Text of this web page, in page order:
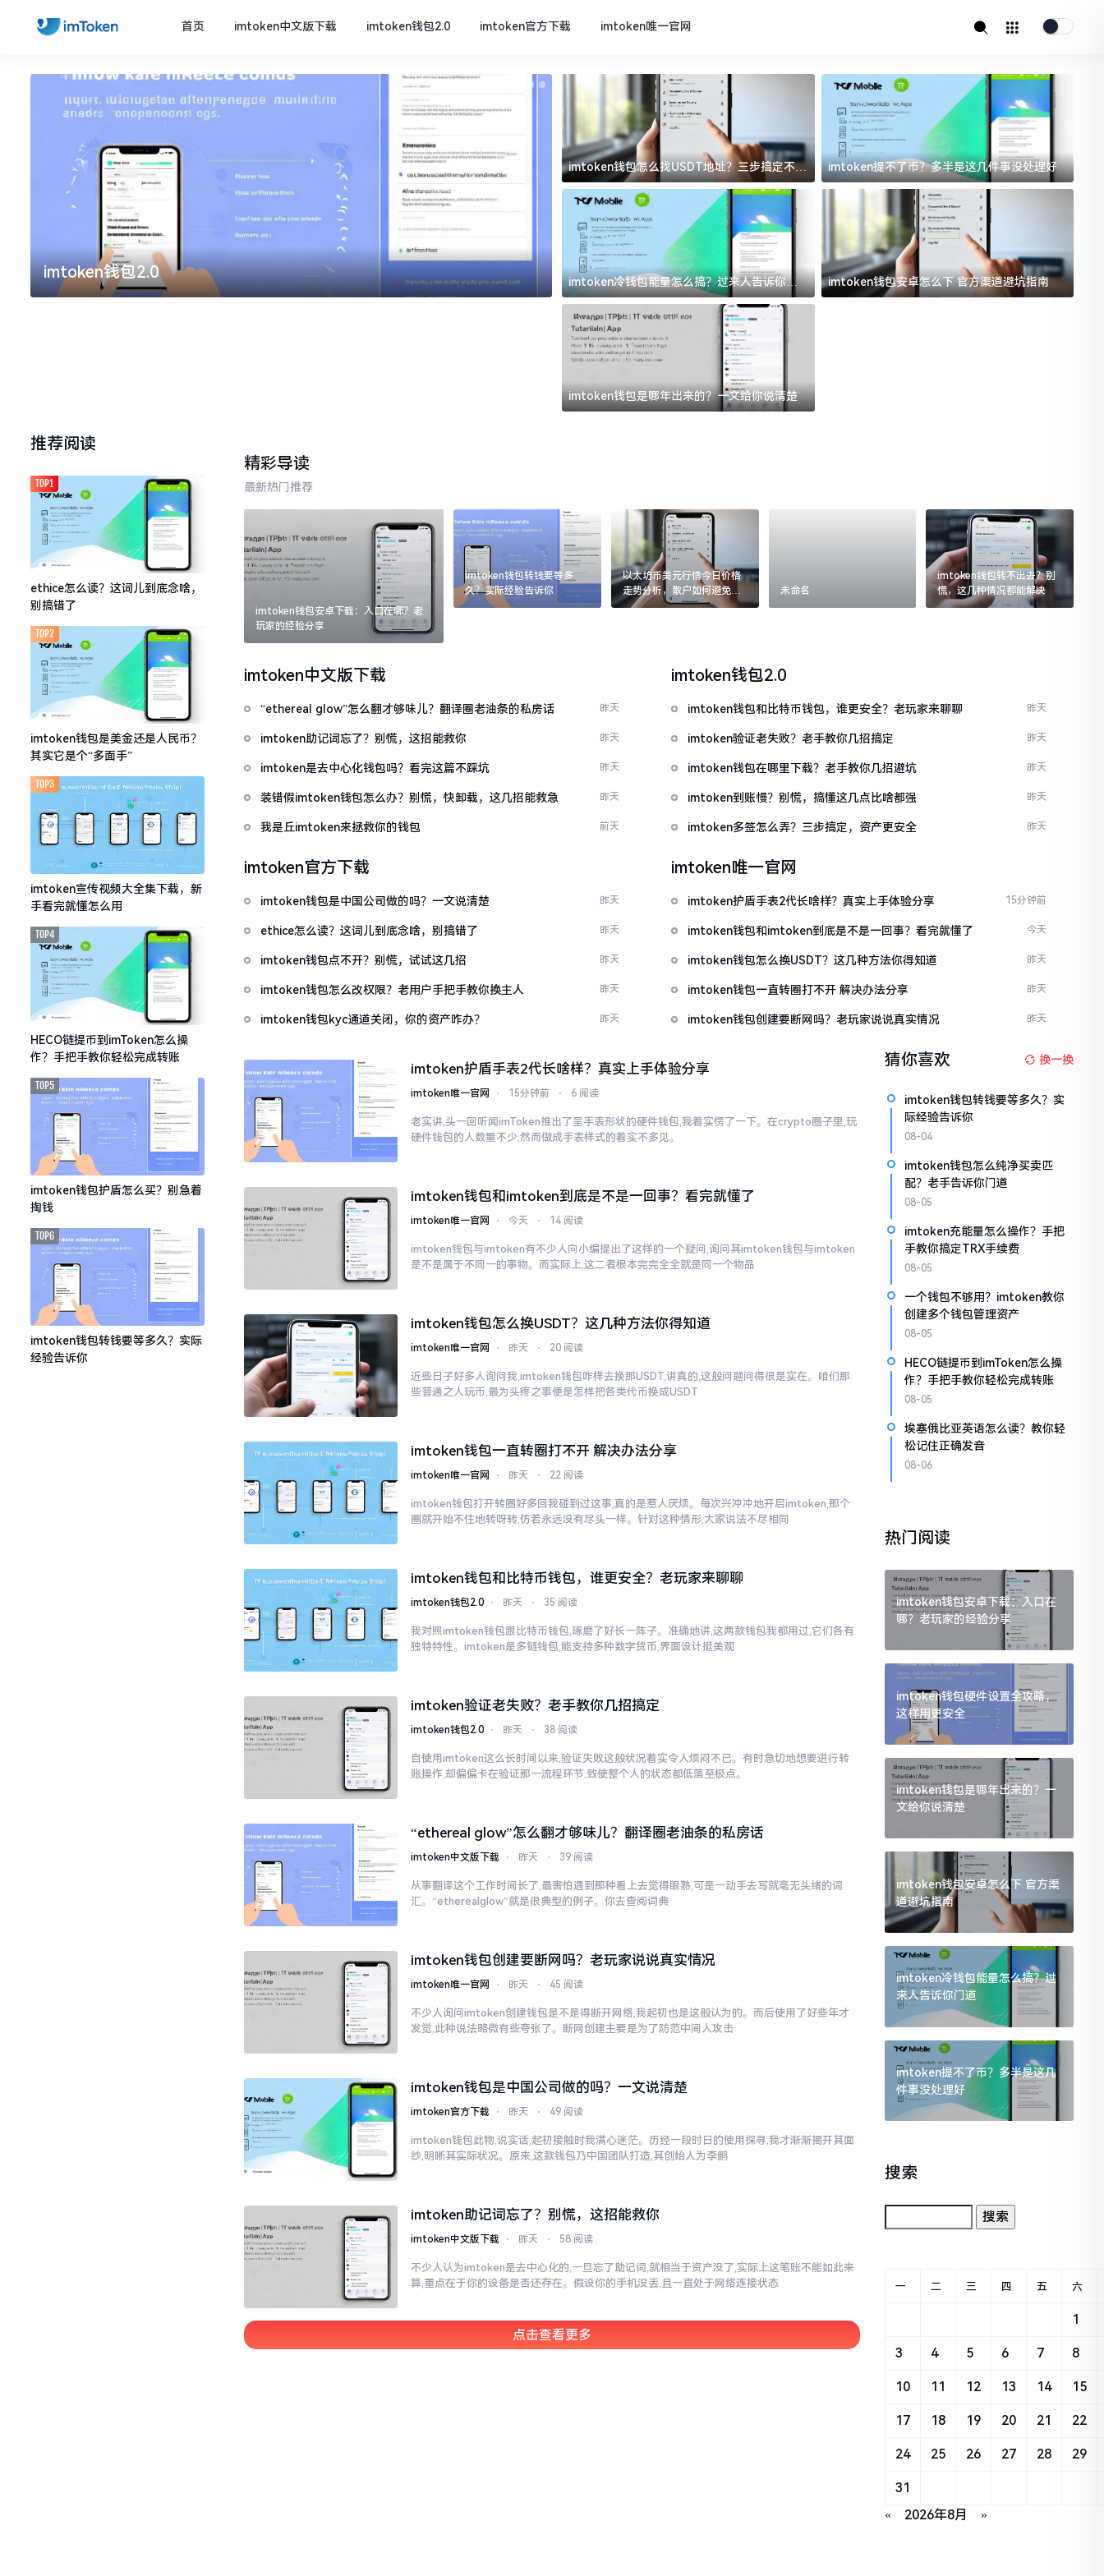
首页 imtoken中文版下载 imtoken钱包2.0 imtoken官方下载 imtoken唯一官网
imtoken钱包2.0 imtoken官方下载
imtoken钱包怎么找USDT地址？三步搞定不踩
坑
imtoken提不了币？多半是这几件事没处理好
imtoken冷钱包能量怎么搞？过来人告诉你门
道
imtoken钱包安卓怎么下 官方渠道避坑指南
imtoken钱包是哪年出来的？一文给你说清楚
推荐阅读
ethice怎么读？这词儿到底念啥，
别搞错了
TOP1
imtoken钱包是美金还是人民币？
其实它是个“多面手”
TOP2
imtoken宣传视频大全集下载，新
手看完就懂怎么用
TOP3
HECO链提币到imToken怎么操
作？手把手教你轻松完成转账
TOP4
imtoken钱包护盾怎么买？别急着
掏钱
TOP5
imtoken钱包转钱要等多久？实际
经验告诉你
TOP6
精彩导读
最新热门推荐
imtoken钱包安卓下载：入口在哪？老
玩家的经验分享
imtoken钱包转钱要等多
久？实际经验告诉你
以太坊币美元行情今日价格
走势分析，散户如何避免追
涨杀跌被套牢
未命名
imtoken钱包转不出去？别
慌，这几种情况都能解决
imtoken中文版下载
“ethereal glow”怎么翻才够味儿？翻译圈老油条的私房话 昨天
imtoken助记词忘了？别慌，这招能救你 昨天
imtoken是去中心化钱包吗？看完这篇不踩坑 昨天
装错假imtoken钱包怎么办？别慌，快卸载，这几招能救急 昨天
我是丘imtoken来拯救你的钱包 前天
imtoken钱包2.0
imtoken钱包和比特币钱包，谁更安全？老玩家来聊聊 昨天
imtoken验证老失败？老手教你几招搞定 昨天
imtoken钱包在哪里下载？老手教你几招避坑 昨天
imtoken到账慢？别慌，搞懂这几点比啥都强 昨天
imtoken多签怎么弄？三步搞定，资产更安全 昨天
imtoken官方下载
imtoken钱包是中国公司做的吗？一文说清楚 昨天
ethice怎么读？这词儿到底念啥，别搞错了 昨天
imtoken钱包点不开？别慌，试试这几招 昨天
imtoken钱包怎么改权限？老用户手把手教你换主人 昨天
imtoken钱包kyc通道关闭，你的资产咋办？ 昨天
imtoken唯一官网
imtoken护盾手表2代长啥样？真实上手体验分享 15分钟前
imtoken钱包和imtoken到底是不是一回事？看完就懂了 今天
imtoken钱包怎么换USDT？这几种方法你得知道 昨天
imtoken钱包一直转圈打不开 解决办法分享 昨天
imtoken钱包创建要断网吗？老玩家说说真实情况 昨天
imtoken护盾手表2代长啥样？真实上手体验分享
imtoken唯一官网 ⋅ 15分钟前 ⋅ 6 阅读
老实讲,头一回听闻imToken推出了呈手表形状的硬件钱包,我着实愣了一下。在crypto圈子里,玩
硬件钱包的人数量不少,然而做成手表样式的着实不多见。
imtoken钱包和imtoken到底是不是一回事？看完就懂了
imtoken唯一官网 ⋅ 今天 ⋅ 14 阅读
imtoken钱包与imtoken有不少人向小编提出了这样的一个疑问,询问其imtoken钱包与imtoken
是不是属于不同一的事物。而实际上,这二者根本完完全全就是同一个物品
imtoken钱包怎么换USDT？这几种方法你得知道
imtoken唯一官网 ⋅ 昨天 ⋅ 20 阅读
近些日子好多人询问我,imtoken钱包咋样去换那USDT,讲真的,这般问题问得很是实在。咱们那
些普通之人玩币,最为头疼之事便是怎样把各类代币换成USDT
imtoken钱包一直转圈打不开 解决办法分享
imtoken唯一官网 ⋅ 昨天 ⋅ 22 阅读
imtoken钱包打开转圈好多回我碰到过这事,真的是惹人厌烦。每次兴冲冲地开启imtoken,那个
圈就开始不住地转呀转,仿若永远没有尽头一样。针对这种情形,大家说法不尽相同
imtoken钱包和比特币钱包，谁更安全？老玩家来聊聊
imtoken钱包2.0 ⋅ 昨天 ⋅ 35 阅读
我对照imtoken钱包跟比特币钱包,琢磨了好长一阵子。准确地讲,这两款钱包我都用过,它们各有
独特特性。imtoken是多链钱包,能支持多种数字货币,界面设计挺美观
imtoken验证老失败？老手教你几招搞定
imtoken钱包2.0 ⋅ 昨天 ⋅ 38 阅读
自使用imtoken这么长时间以来,验证失败这般状况着实令人烦闷不已。有时急切地想要进行转
账操作,却偏偏卡在验证那一流程环节,致使整个人的状态都低落至极点。
“ethereal glow”怎么翻才够味儿？翻译圈老油条的私房话
imtoken中文版下载 ⋅ 昨天 ⋅ 39 阅读
从事翻译这个工作时间长了,最害怕遇到那种看上去觉得眼熟,可是一动手去写就毫无头绪的词
汇。“etherealglow”就是很典型的例子。你去查阅词典
imtoken钱包创建要断网吗？老玩家说说真实情况
imtoken唯一官网 ⋅ 昨天 ⋅ 45 阅读
不少人询问imtoken创建钱包是不是得断开网络,我起初也是这般认为的。而后使用了好些年才
发觉,此种说法略微有些夸张了。断网创建主要是为了防范中间人攻击
imtoken钱包是中国公司做的吗？一文说清楚
imtoken官方下载 ⋅ 昨天 ⋅ 49 阅读
imtoken钱包此物,说实话,起初接触时我满心迷茫。历经一段时日的使用探寻,我才渐渐揭开其面
纱,明晰其实际状况。原来,这款钱包乃中国团队打造,其创始人为李鹏
imtoken助记词忘了？别慌，这招能救你
imtoken中文版下载 ⋅ 昨天 ⋅ 58 阅读
不少人认为imtoken是去中心化的,一旦忘了助记词,就相当于资产没了,实际上这笔账不能如此来
算,重点在于你的设备是否还存在。假设你的手机没丢,且一直处于网络连接状态
点击查看更多
猜你喜欢 换一换
imtoken钱包转钱要等多久？实
际经验告诉你
08-04
imtoken钱包怎么纯净买卖匹
配？老手告诉你门道
08-05
imtoken充能量怎么操作？手把
手教你搞定TRX手续费
08-05
一个钱包不够用？imtoken教你
创建多个钱包管理资产
08-05
HECO链提币到imToken怎么操
作？手把手教你轻松完成转账
08-05
埃塞俄比亚英语怎么读？教你轻
松记住正确发音
08-06
热门阅读
imtoken钱包安卓下载：入口在
哪？老玩家的经验分享
imtoken钱包硬件设置全攻略，
这样用更安全
imtoken钱包是哪年出来的？一
文给你说清楚
imtoken钱包安卓怎么下 官方渠
道避坑指南
imtoken冷钱包能量怎么搞？过
来人告诉你门道
imtoken提不了币？多半是这几
件事没处理好
搜索
« 2026年8月 »
一 二 三 四 五 六
1
3 4 5 6 7 8
10 11 12 13 14 15
17 18 19 20 21 22
24 25 26 27 28 29
31